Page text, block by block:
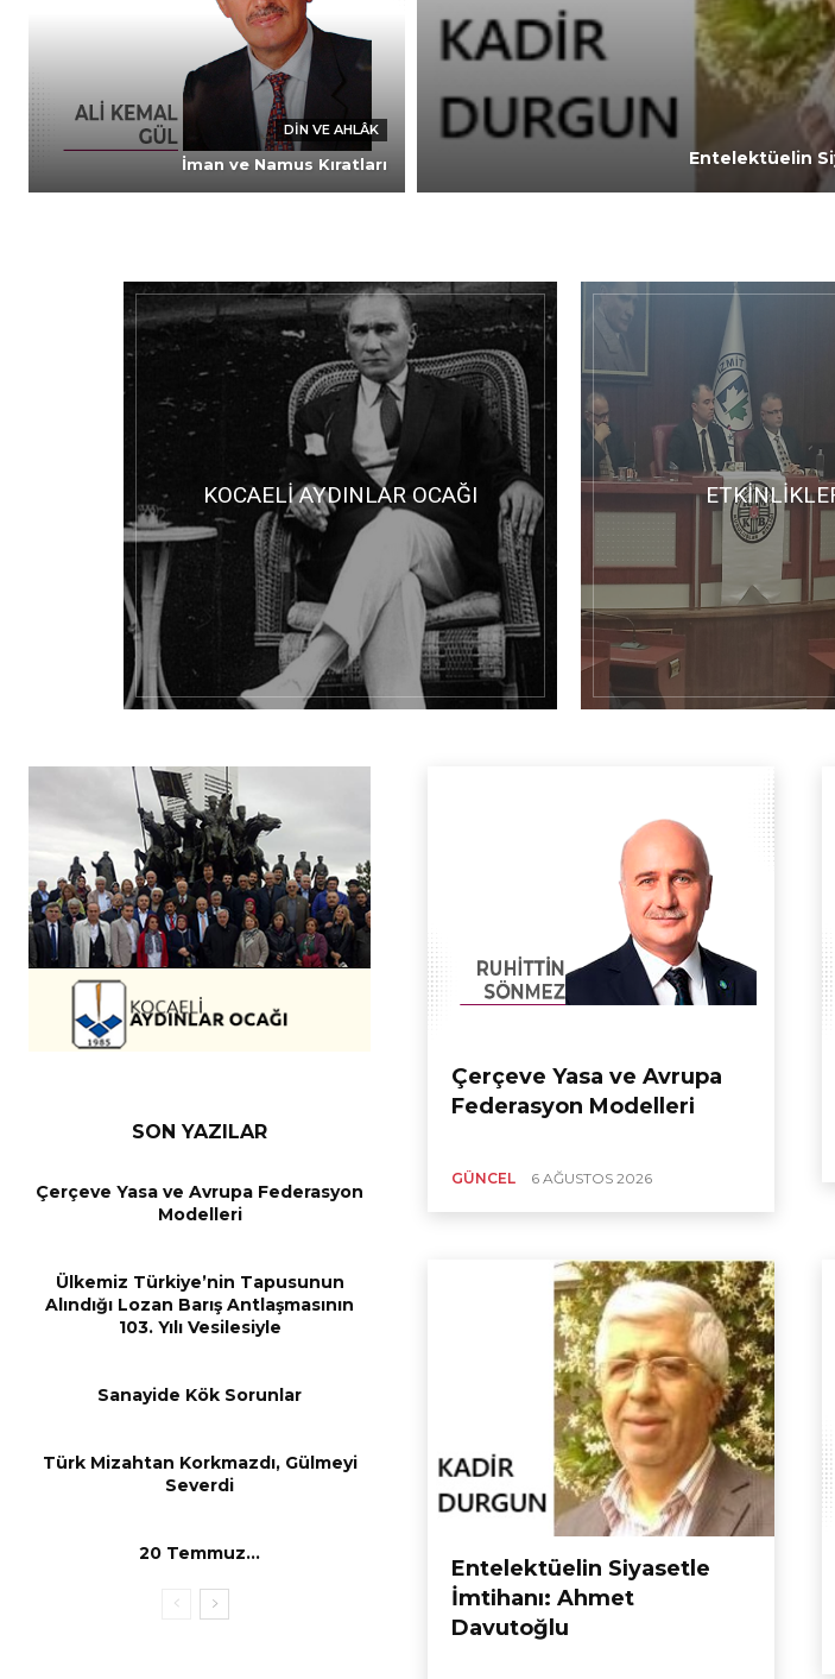
DIN VE AHLÂK
İman ve Namus Kıratları Entelektüelin
KOCAELİ AYDINLAR OCAĞI
SON YAZILAR
Çerçeve Yasa ve Avrupa Federasyon
Modelleri
Ülkemiz Türkiye’nin Tapusunun
Alındığı Lozan Barış Antlaşmasının
103. Yılı Vesilesiyle
Sanayide Kök Sorunlar
Türk Mizahtan Korkmazdı, Gülmeyi
Severdi
20 Temmuz…
Çerçeve Yasa ve Avrupa
Federasyon Modelleri
GÜNCEL 6 AĞUSTOS 2026
Entelektüelin Siyasetle
İmtihanı: Ahmet
Davutoğlu